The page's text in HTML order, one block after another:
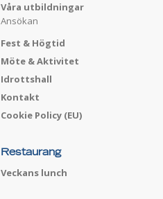
Våra utbildningar
Ansökan
Fest & Högtid
Möte & Aktivitet
Idrottshall
Kontakt
Cookie Policy (EU)
Restaurang
Veckans lunch